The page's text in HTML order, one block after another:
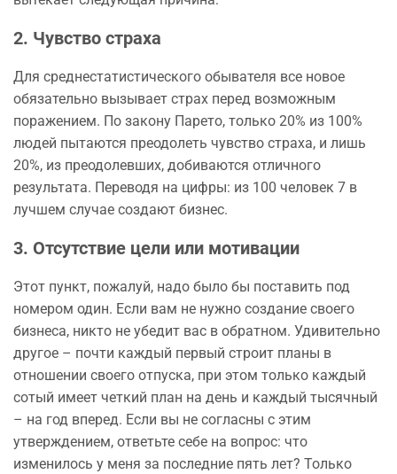
2. Чувство страха
Для среднестатистического обывателя все новое
обязательно вызывает страх перед возможным
поражением. По закону Парето, только 20% из 100%
людей пытаются преодолеть чувство страха, и лишь
20%, из преодолевших, добиваются отличного
результата. Переводя на цифры: из 100 человек 7 в
лучшем случае создают бизнес.
3. Отсутствие цели или мотивации
Этот пункт, пожалуй, надо было бы поставить под
номером один. Если вам не нужно создание своего
бизнеса, никто не убедит вас в обратном. Удивительно
другое – почти каждый первый строит планы в
отношении своего отпуска, при этом только каждый
сотый имеет четкий план на день и каждый тысячный
– на год вперед. Если вы не согласны с этим
утверждением, ответьте себе на вопрос: что
изменилось у меня за последние пять лет? Только